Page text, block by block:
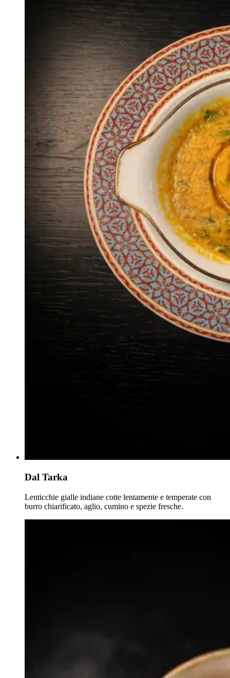
Dal Tarka
Lenticchie gialle indiane cotte lentamente e temperate con
burro chiarificato, aglio, cumino e spezie fresche.